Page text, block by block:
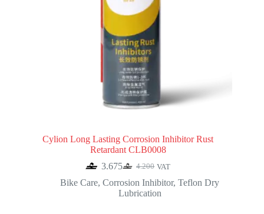
Cylion Long Lasting Corrosion Inhibitor Rust
Retardant CLB0008
4.200
Original
price
was:
3.675Current
price
is:
VAT
Bike Care,Corrosion Inhibitor,Teflon Dry
Lubrication